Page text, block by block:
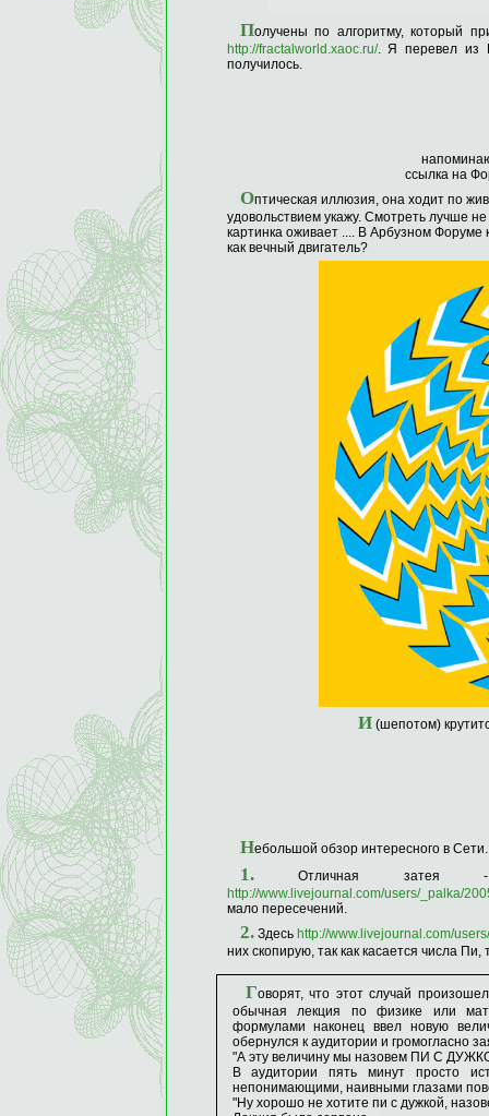
Получены по алгоритму, который
http://fractalworld.xaoc.ru/. Я перевел из
получилось.
ссылка на
Оптическая иллюзия, она ходит по
удовольствием укажу. Смотреть лучше
картинка оживает .... В Арбузном Форуме
как вечный двигатель?
И(шепотом)
Небольшой обзор интересного в Сети.
1.Отличная затея -
http://www.livejournal.com/users/_palka/
мало пересечений.
2.Здесь http://www.livejournal.com/
них скопирую, так как касается числа Пи,
Говорят, что этот случай
обычная лекция по физике или
формулами наконец ввел новую
обернулся к аудитории и громогласно
"А эту величину мы назовем ПИ С
В аудитории пять минут просто
непонимающими, наивными глазами
"Ну хорошо не хотите пи с дужкой,